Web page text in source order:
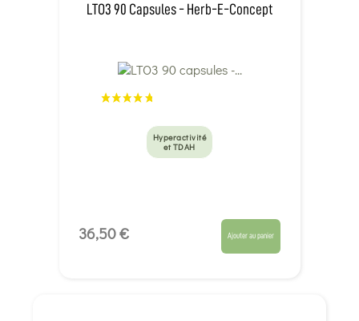
LTO3 90 Capsules - Herb-E-Concept
Hyperactivité
et TDAH
36,50 € Ajouter au panier